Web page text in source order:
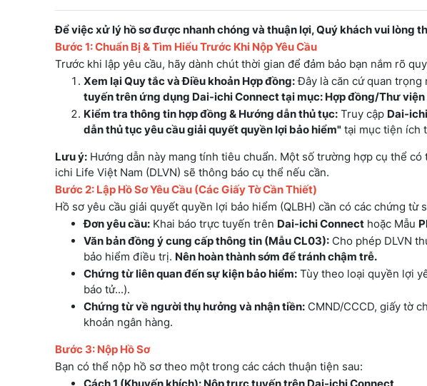
Để việc xử lý hồ sơ được nhanh chóng và thuận lợi, Quý khách vui lòng
Bước 1: Chuẩn Bị & Tìm Hiểu Trước Khi Nộp Yêu Cầu
Trước khi lập yêu cầu, hãy dành chút thời gian để đảm bảo bạn nắm rõ
Xem lại Quy tắc và Điều khoản Hợp đồng:Đây là căn cứ quan trọng
tuyến trên ứng dụng Dai-ichi Connect tại mục: Hợp đồng/Thư
Kiểm tra thông tin hợp đồng & Hướng dẫn thủ tục: Truy cập Dai-
dẫn thủ tục yêu cầu giải quyết quyền lợi bảo hiểm" tại mục tiện ích
Lưu ý: Hướng dẫn này mang tính tiêu chuẩn. Một số trường hợp cụ thể
ichi Life Việt Nam (DLVN) sẽ thông báo cụ thể nếu cần.
Bước 2: Lập Hồ Sơ Yêu Cầu (Các Giấy Tờ Cần Thiết)
Hồ sơ yêu cầu giải quyết quyền lợi bảo hiểm (QLBH) cần có các chứng từ
Đơn yêu cầu: Khai báo trực tuyến trên Dai-ichi Connect hoặc Mẫu
Văn bản đồng ý cung cấp thông tin (Mẫu CL03): Cho phép DLVN
bảo hiểm điều trị. Nên hoàn thành sớm để tránh chậm trễ.
Chứng từ liên quan đến sự kiện bảo hiểm: Tùy theo loại quyền lợi
báo tử...).
Chứng từ về người thụ hưởng và nhận tiền: CMND/CCCD, giấy tờ
khoản ngân hàng.
Bước 3: Nộp Hồ Sơ
Bạn có thể nộp hồ sơ theo một trong các cách thuận tiện sau: